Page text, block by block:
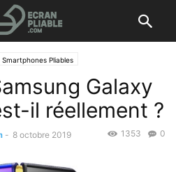
Smartphones Pliables
Galaxy
il réellement ?
- 8 octobre 2019 0
1353